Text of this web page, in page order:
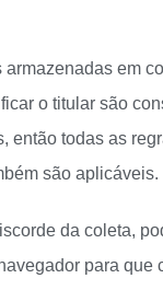
armazenadas em
o titular são
então todas as
são aplicáveis.
da coleta,
para que